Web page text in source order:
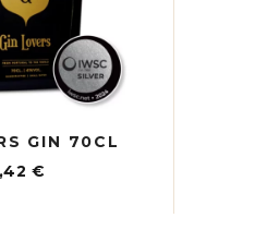
GIN 70CL
€